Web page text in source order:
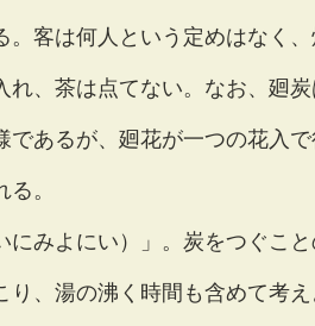
客は何人という定めはなく
、茶は点てない。なお、廻
あるが、廻花が一つの花入
。
みよにい）」。炭をつぐこ
、湯の沸く時間も含めて考え